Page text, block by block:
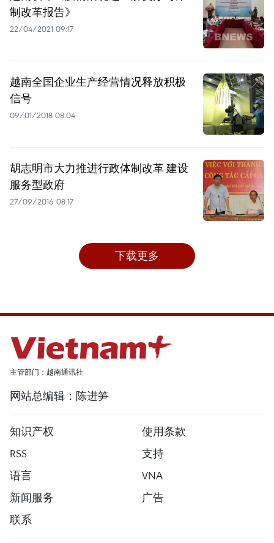
制改革报告》
22/04/2021 09:17
越南全国企业生产经营情况释放积极
信号
09/01/2018 08:04
胡志明市大力推进行政体制改革 建设
服务型政府
27/09/2016 08:17
下载更多
主管部门：越南通讯社
网站总编辑：陈进笋
知识产权
使用条款
RSS
支持
语言
VNA
新闻服务
广告
联系